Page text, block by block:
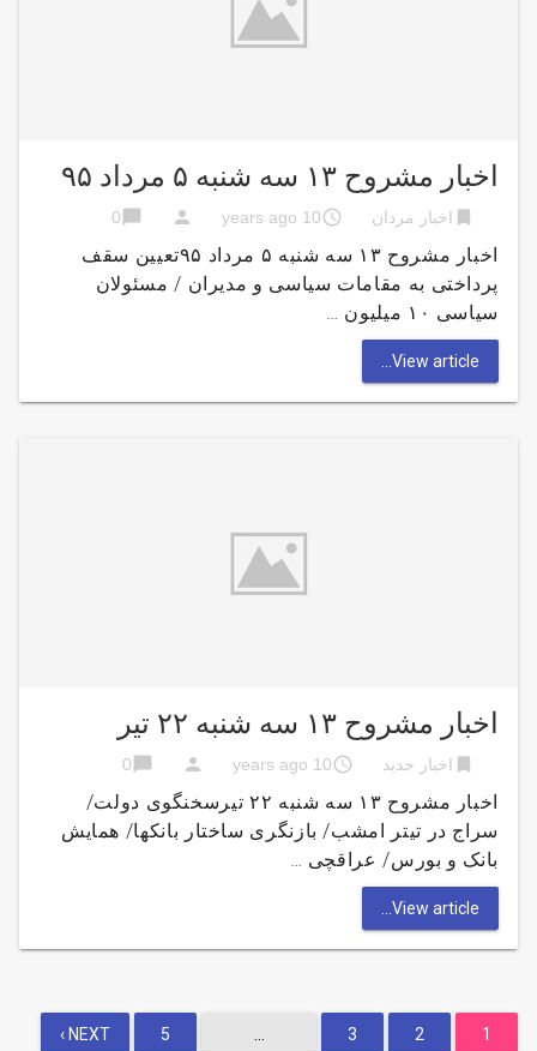
اخبار مشروح ۱۳ سه شنبه ۵ مرداد ۹۵
bookmark اخبار مردان access_time
10 years ago
person
chat_bubble
0
اخبار مشروح ۱۳ سه شنبه ۵ مرداد ۹۵تعیین سقف
پرداختی به مقامات سیاسی و مدیران / مسئولان
سیاسی ۱۰ میلیون …
View article...
اخبار مشروح ۱۳ سه شنبه ۲۲ تیر
bookmark اخبار جدید access_time
10 years ago
person
chat_bubble
0
اخبار مشروح ۱۳ سه شنبه ۲۲ تیرسخنگوی دولت/
سراج در تیتر امشب/ بازنگری ساختار بانکها/ همایش
بانک و بورس/ عراقچی …
View article...
صفحه‌بندی
1
2
3
5
NEXT ›